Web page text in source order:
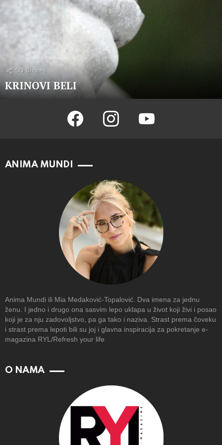
50 Shares
KRINOVI BELI
facebook instagram youtube
ANIMA MUNDI
Anima Mundi ili Mia Medaković-Topalović. Dva imena za jednu
ženu. I jedno i drugo ona sasvim lepo uklapa u život koji živi i posao
koji je za nju zadovoljstvo, pa ga tako i naziva. Strast prema čoveku
i strast prema lepoti bili su joj i glavna inspiracija za pokretanje e-
magazina RYL/Refresh your life
O NAMA